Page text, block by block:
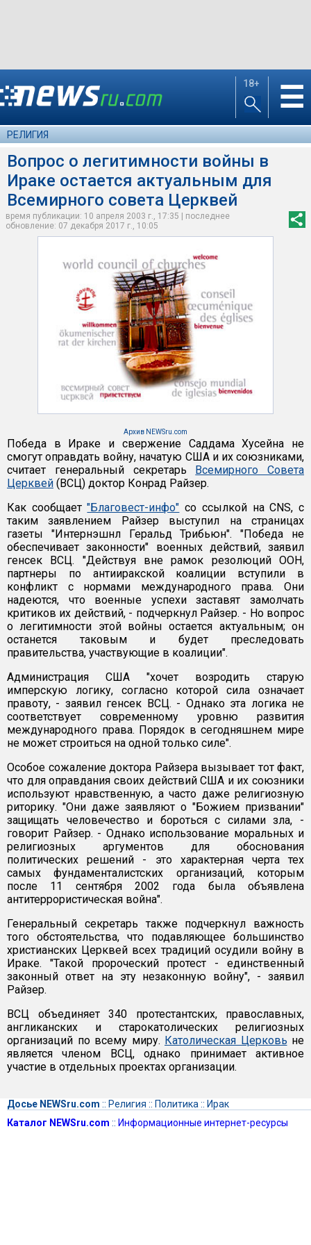
18+ ☰
РЕЛИГИЯ
Вопрос о легитимности войны в
Ираке остается актуальным для
Всемирного совета Церквей
время публикации: 10 апреля 2003 г., 17:35 | последнее
обновление: 07 декабря 2017 г., 10:05
Архив NEWSru.com
Победа в Ираке и свержение Саддама Хусейна не
смогут оправдать войну, начатую США и их союзниками,
считает генеральный секретарь Всемирного Совета
Церквей (ВСЦ) доктор Конрад Райзер.
Как сообщает"Благовест-инфо" со ссылкой на CNS, с
таким заявлением Райзер выступил на страницах
газеты "Интернэшнл Геральд Трибьюн". "Победа не
обеспечивает законности" военных действий, заявил
генсек ВСЦ. "Действуя вне рамок резолюций ООН,
партнеры по антииракской коалиции вступили в
конфликт с нормами международного права. Они
надеются, что военные успехи заставят замолчать
критиков их действий, - подчеркнул Райзер. - Но вопрос
о легитимности этой войны остается актуальным; он
останется таковым и будет преследовать
правительства, участвующие в коалиции".
Администрация США "хочет возродить старую
имперскую логику, согласно которой сила означает
правоту, - заявил генсек ВСЦ. - Однако эта логика не
соответствует современному уровню развития
международного права. Порядок в сегодняшнем мире
не может строиться на одной только силе".
Особое сожаление доктора Райзера вызывает тот факт,
что для оправдания своих действий США и их союзники
используют нравственную, а часто даже религиозную
риторику. "Они даже заявляют о "Божием призвании"
защищать человечество и бороться с силами зла, -
говорит Райзер. - Однако использование моральных и
религиозных аргументов для обоснования
политических решений - это характерная черта тех
самых фундаменталистских организаций, которым
после 11 сентября 2002 года была объявлена
антитеррористическая война".
Генеральный секретарь также подчеркнул важность
того обстоятельства, что подавляющее большинство
христианских Церквей всех традиций осудили войну в
Ираке. "Такой пророческий протест - единcтвенный
законный ответ на эту незаконную войну", - заявил
Райзер.
ВСЦ объединяет 340 протестантских, православных,
англиканских и старокатолических религиозных
организаций по всему миру. Католическая Церковь не
является членом ВСЦ, однако принимает активное
участие в отдельных проектах организации.
Досье NEWSru.com :: Религия :: Политика :: Ирак
Каталог NEWSru.com :: Информационные интернет-ресурсы